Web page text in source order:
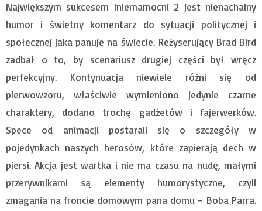
Największym sukcesem Iniemamocni 2 jest nienachalny
humor i świetny komentarz do sytuacji politycznej i
społecznej jaka panuje na świecie. Reżyserujący Brad Bird
zadbał o to, by scenariusz drugiej części był wręcz
perfekcyjny. Kontynuacja niewiele różni się od
pierwowzoru, właściwie wymieniono jedynie czarne
charaktery, dodano trochę gadżetów i fajerwerków.
Spece od animacji postarali się o szczegóły w
pojedynkach naszych herosów, które zapierają dech w
piersi. Akcja jest wartka i nie ma czasu na nudę, małymi
przerywnikami są elementy humorystyczne, czyli
zmagania na froncie domowym pana domu – Boba Parra.